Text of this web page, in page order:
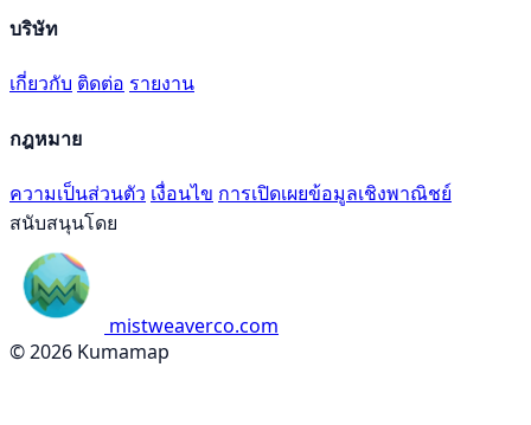
บริษัท
เกี่ยวกับ ติดต่อ รายงาน
กฎหมาย
ความเป็นส่วนตัว เงื่อนไข การเปิดเผยข้อมูลเชิงพาณิชย์
สนับสนุนโดย
mistweaverco.com
© 2026 Kumamap